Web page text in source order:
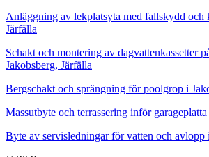
Anläggning av lekplatsyta med fallskydd och
Järfälla
Schakt och montering av dagvattenkassetter
Jakobsberg, Järfälla
Bergschakt och sprängning för poolgrop i
Massutbyte och terrassering inför
Byte av servisledningar för vatten och avlopp